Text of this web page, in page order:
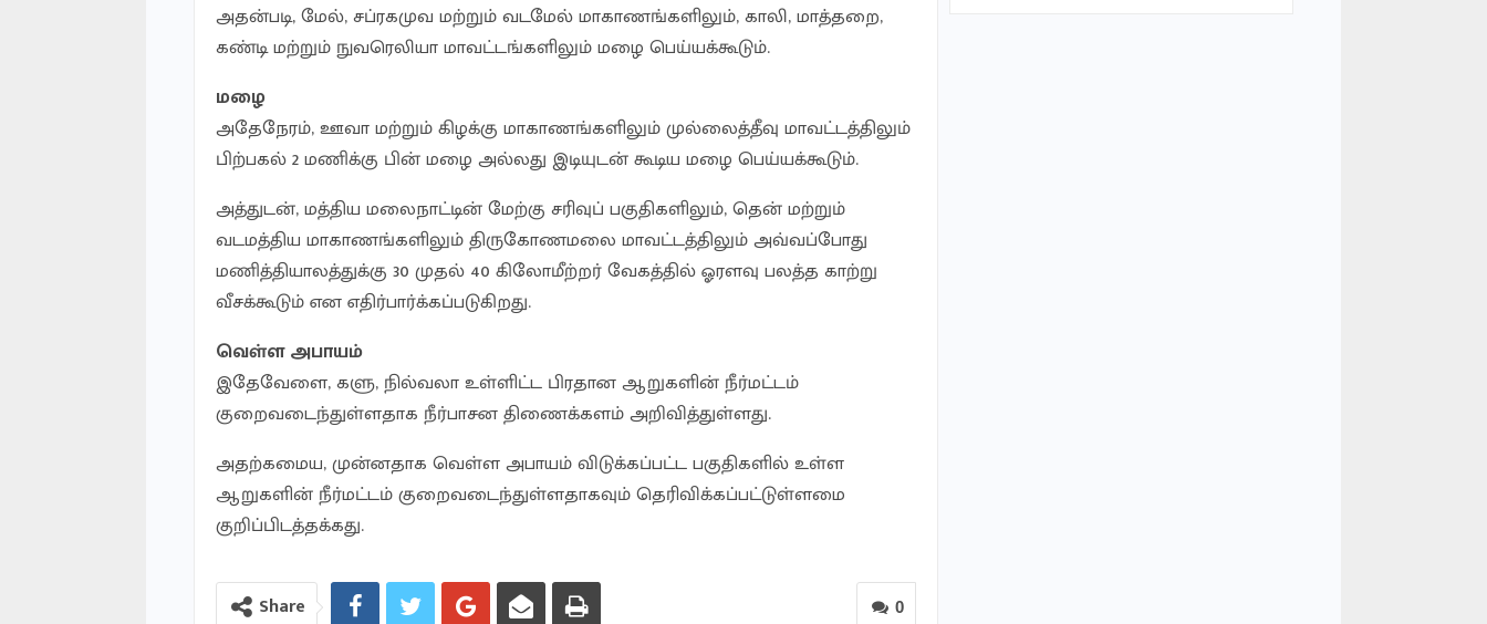
அதன்படி, மேல், சப்ரகமுவ மற்றும் வடமேல் மாகாணங்களிலும், காலி, மாத்தறை,
கண்டி மற்றும் நுவரெலியா மாவட்டங்களிலும் மழை பெய்யக்கூடும்.
மழை
அதேநேரம், ஊவா மற்றும் கிழக்கு மாகாணங்களிலும் முல்லைத்தீவு மாவட்டத்திலும்
பிற்பகல் 2 மணிக்கு பின் மழை அல்லது இடியுடன் கூடிய மழை பெய்யக்கூடும்.
அத்துடன், மத்திய மலைநாட்டின் மேற்கு சரிவுப் பகுதிகளிலும், தென் மற்றும்
வடமத்திய மாகாணங்களிலும் திருகோணமலை மாவட்டத்திலும் அவ்வப்போது
மணித்தியாலத்துக்கு 30 முதல் 40 கிலோமீற்றர் வேகத்தில் ஓரளவு பலத்த காற்று
வீசக்கூடும் என எதிர்பார்க்கப்படுகிறது.
வெள்ள அபாயம்
இதேவேளை, களு, நில்வலா உள்ளிட்ட பிரதான ஆறுகளின் நீர்மட்டம்
குறைவடைந்துள்ளதாக நீர்பாசன திணைக்களம் அறிவித்துள்ளது.
அதற்கமைய, முன்னதாக வெள்ள அபாயம் விடுக்கப்பட்ட பகுதிகளில் உள்ள
ஆறுகளின் நீர்மட்டம் குறைவடைந்துள்ளதாகவும் தெரிவிக்கப்பட்டுள்ளமை
குறிப்பிடத்தக்கது.
0
Share